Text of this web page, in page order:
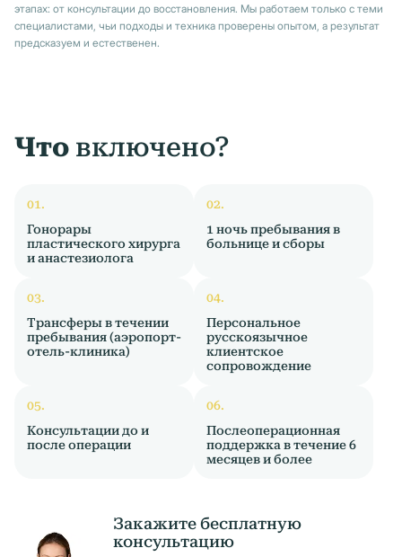
этапах: от консультации до восстановления. Мы работаем только с теми
специалистами, чьи подходы и техника проверены опытом, а результат
предсказуем и естественен.
Что включено?
Гонорары
пластического хирурга
и анастезиолога
1 ночь пребывания в
больнице и сборы
Трансферы в течении
пребывания (аэропорт-
отель-клиника)
Персональное
русскоязычное
клиентское
сопровождение
Консультации до и
после операции
Послеоперационная
поддержка в течение 6
месяцев и более
Закажите бесплатную
консультацию